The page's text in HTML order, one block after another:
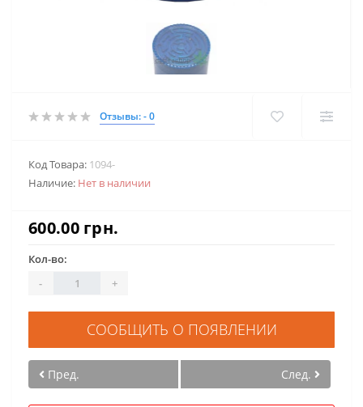
Отзывы: - 0
Код Товара: 1094-
Наличие: Нет в наличии
600.00 грн.
Кол-во:
-
+
СООБЩИТЬ О ПОЯВЛЕНИИ
Пред. След.